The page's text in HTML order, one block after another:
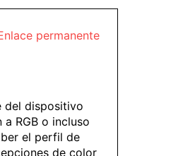
permanente
del dispositivo
RGB o incluso
el perfil de
de color